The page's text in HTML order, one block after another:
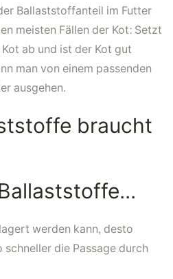
Ballaststoffanteil im Futter
meisten Fällen der Kot: Setzt
ab und ist der Kot gut
man von einem passenden
ausgehen.
braucht
werden kann, desto
die Passage durch